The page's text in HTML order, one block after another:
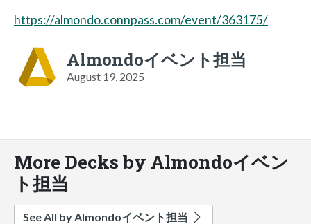
https://almondo.connpass.com/event/363175/
Almondoイベント担当
August 19, 2025
More Decks by Almondoイベン
ト担当
See All by Almondoイベント担当